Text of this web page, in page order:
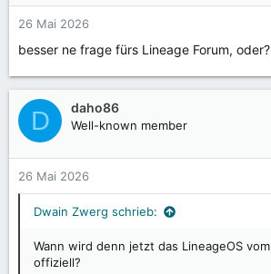
26 Mai 2026
besser ne frage fürs Lineage Forum, oder?
D daho86
Well-known member
26 Mai 2026
Dwain Zwerg schrieb:
Wann wird denn jetzt das LineageOS
offiziell?